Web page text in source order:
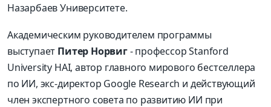
Назарбаев Университете.
Академическим руководителем программы
выступает Питер Норвиг- профессор Stanford
University HAI, автор главного мирового бестселлера
по ИИ, экс-директор Google Research и действующий
член экспертного совета по развитию ИИ при